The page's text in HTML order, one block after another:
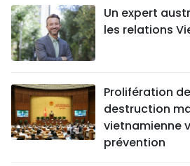
Un expert
les relations
Prolifération
destruction
vietnamienne
prévention